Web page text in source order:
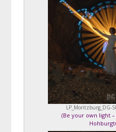
LP_Moritzburg_DG-
(Be your own light